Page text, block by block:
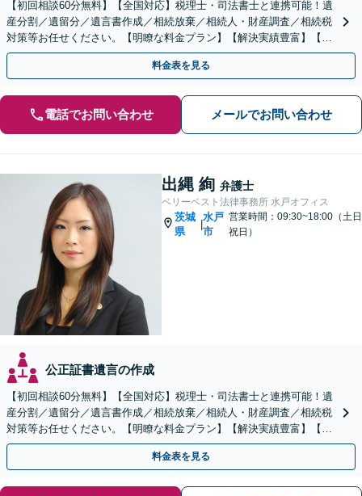
【初回相談60分無料】【全国対応】税理士・司法書士と連携可能！遺
産分割／遺留分／遺言書作成／相続放棄／相続人・財産調査／相続税
対策等お任せください。【明瞭な料金プラン】【解決実績豊富】【電
話相談可】
料金表を見る
電話でお問い合わせ メールでお問い合わせ
出縄 絢 弁護士
ベリーベスト法律事務所 水戸オフィス
茨城
県
|
水戸
市
営業時間：09:30~18:00（土日
祝日）
公正証書遺言の作成
【初回相談60分無料】【全国対応】税理士・司法書士と連携可能！遺
産分割／遺留分／遺言書作成／相続放棄／相続人・財産調査／相続税
対策等お任せください。【明瞭な料金プラン】【解決実績豊富】【電
話相談可】
料金表を見る